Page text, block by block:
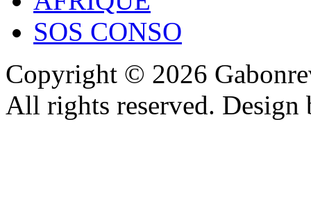
SOS CONSO
Copyright © 2026
All rights reserved.